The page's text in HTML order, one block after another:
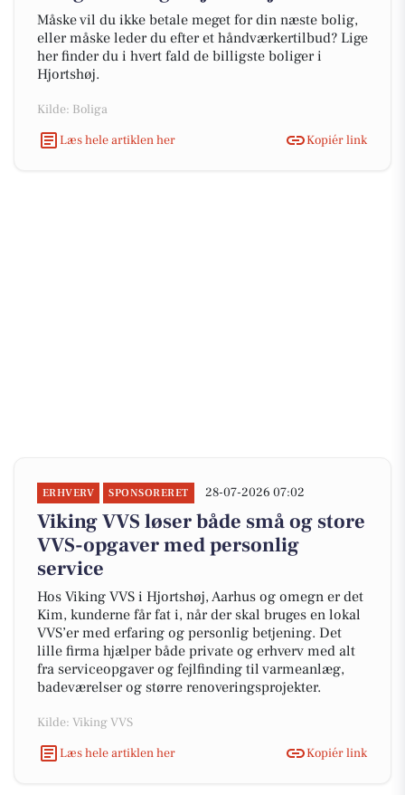
Måske vil du ikke betale meget for din næste bolig,
eller måske leder du efter et håndværkertilbud? Lige
her finder du i hvert fald de billigste boliger i
Hjortshøj.
Kilde: Boliga
Læs hele artiklen her
Kopiér link
ERHVERV SPONSORERET 28-07-2026 07:02
Viking VVS løser både små og store
VVS-opgaver med personlig
service
Hos Viking VVS i Hjortshøj, Aarhus og omegn er det
Kim, kunderne får fat i, når der skal bruges en lokal
VVS’er med erfaring og personlig betjening. Det
lille firma hjælper både private og erhverv med alt
fra serviceopgaver og fejlfinding til varmeanlæg,
badeværelser og større renoveringsprojekter.
Kilde: Viking VVS
Læs hele artiklen her
Kopiér link